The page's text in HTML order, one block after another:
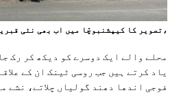
،تصویر کا کیپشنبوچّا میں اب بھی نئی
محلے والے ایک دوسرے کو دیکھ کر رک
یاد کرتے ہیں جب روسی ٹینک ان کے
فوجی اندھا دھند گولیاں چلاتے، نشے